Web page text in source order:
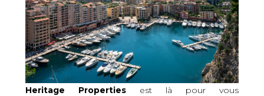
Heritage Propertiesest là pour vous